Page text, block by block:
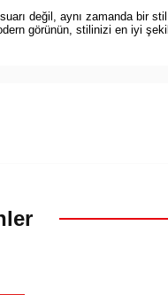
değil, aynı zamanda bir
görünün, stilinizi en iyi